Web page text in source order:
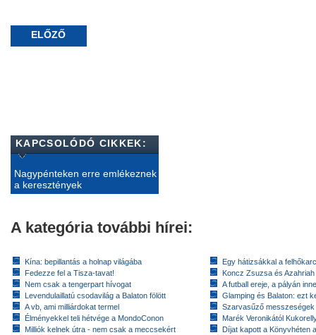
ELŐZŐ
KAPCSOLÓDÓ CIKKEK:
Nagypénteken erre emlékeznek
a keresztények
A kategória további hírei:
Kína: bepillantás a holnap világába
Fedezze fel a Tisza-tavat!
Nem csak a tengerpart hívogat
Levendulaillatú csodavilág a Balaton fölött
A vb, ami milliárdokat termel
Élményekkel teli hétvége a MondoConon
Milliók kelnek útra - nem csak a meccsekért
Egy hátizsákkal a
Koncz Zsuzsa és
A futball ereje, a pályán
Glamping és Balaton: ezt
Szarvasűző messzeségek
Marék Veronikától
Díjat kapott a Könyvhéten